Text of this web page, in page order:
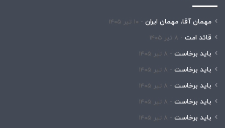
مهمان آقا، مهمان ایران ۱۰ تیر ۱۴۰۵
قائد امت ۸ تیر ۱۴۰۵
باید برخاست ۸ تیر ۱۴۰۵
باید برخاست ۸ تیر ۱۴۰۵
باید برخاست ۸ تیر ۱۴۰۵
باید برخاست ۸ تیر ۱۴۰۵
باید برخاست ۸ تیر ۱۴۰۵